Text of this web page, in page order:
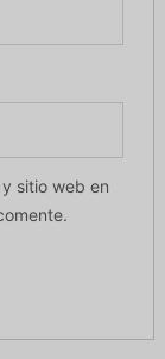
sitio web en